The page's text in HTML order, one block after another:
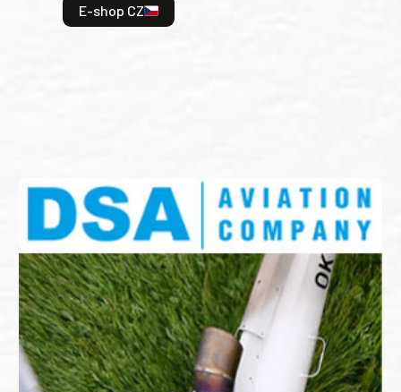
E-shop CZ